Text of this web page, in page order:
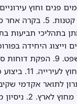
טיפול בתיקי תביעות
הרלוונטיים. 6. ניהול משא
בדיונים, בוועדות, בפורומים
והתביעות. 10.
תעודת בגרות מלאה. יתרון
שהוכר ע"י משרד